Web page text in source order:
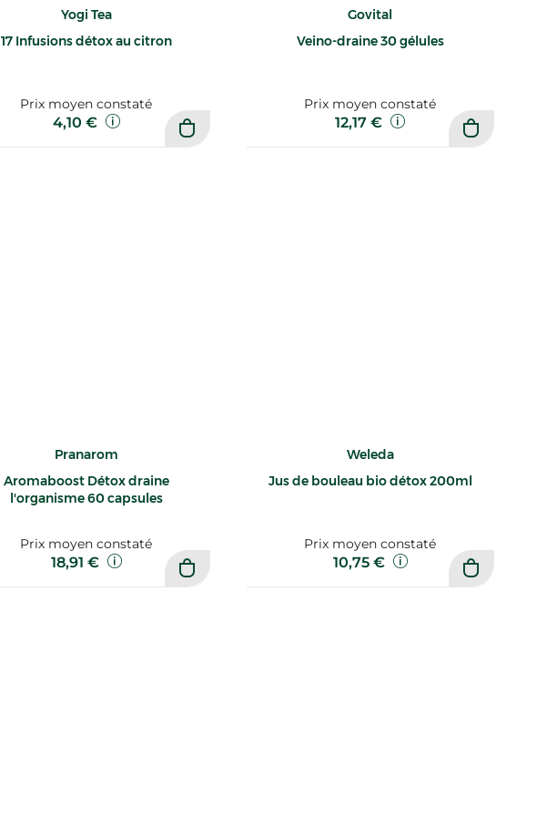
Yogi Tea
17 Infusions détox au citron
Prix moyen constaté
4,10 €
Govital
Veino-draine 30 gélules
Prix moyen constaté
12,17 €
Pranarom
Aromaboost Détox draine
l'organisme 60 capsules
Prix moyen constaté
18,91 €
Weleda
Jus de bouleau bio détox 200ml
Prix moyen constaté
10,75 €